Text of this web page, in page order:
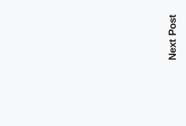
Next Post